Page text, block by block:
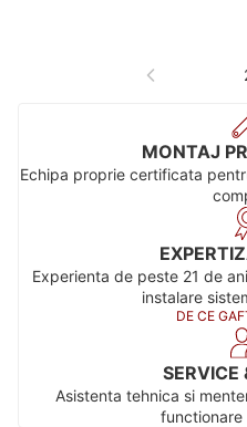
MONTAJ
Echipa proprie certificata
Experienta de peste 21 de
instalare
DE CE
SERVICE
Asistenta tehnica si
functionare